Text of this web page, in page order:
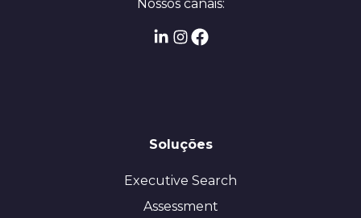
Nossos canais:
Soluções
Executive Search
Assessment